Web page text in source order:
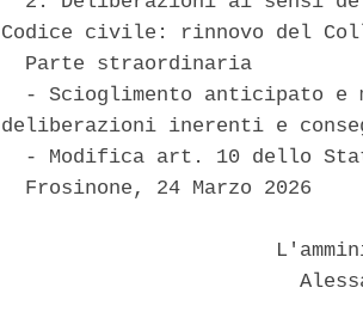
Codice civile: rinnovo del
  Parte straordinaria
- Scioglimento anticipato e
deliberazioni inerenti e
- Modifica art. 10 dello
  Frosinone, 24 Marzo 2026